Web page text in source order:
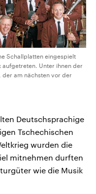
Schallplatten eingespielt
aufgetreten. Unter ihnen der
der am nächsten vor der
Deutschsprachige
Tschechischen
wurden die
mitnehmen durften
wie die Musik